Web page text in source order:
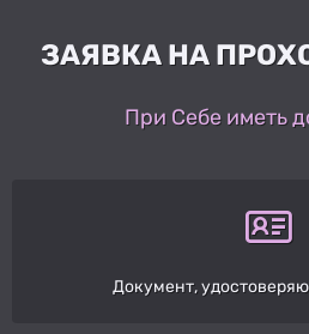
ЗАЯВКА НА
При Себе иметь
Документ,